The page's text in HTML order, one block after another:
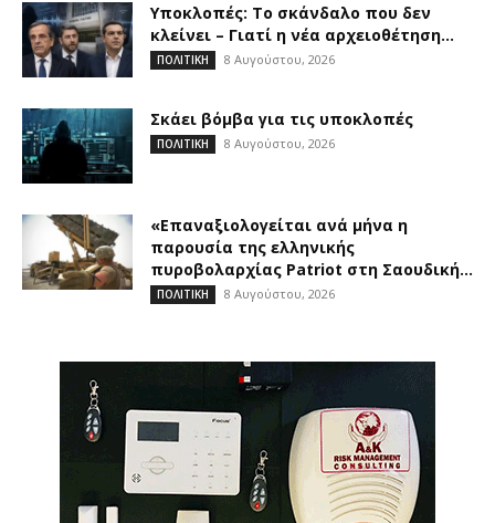
Υποκλοπές: Το σκάνδαλο που δεν
κλείνει – Γιατί η νέα αρχειοθέτηση...
ΠΟΛΙΤΙΚΗ 8 Αυγούστου, 2026
Σκάει βόμβα για τις υποκλοπές
ΠΟΛΙΤΙΚΗ 8 Αυγούστου, 2026
«Επαναξιολογείται ανά μήνα η
παρουσία της ελληνικής
πυροβολαρχίας Patriot στη Σαουδική...
ΠΟΛΙΤΙΚΗ 8 Αυγούστου, 2026